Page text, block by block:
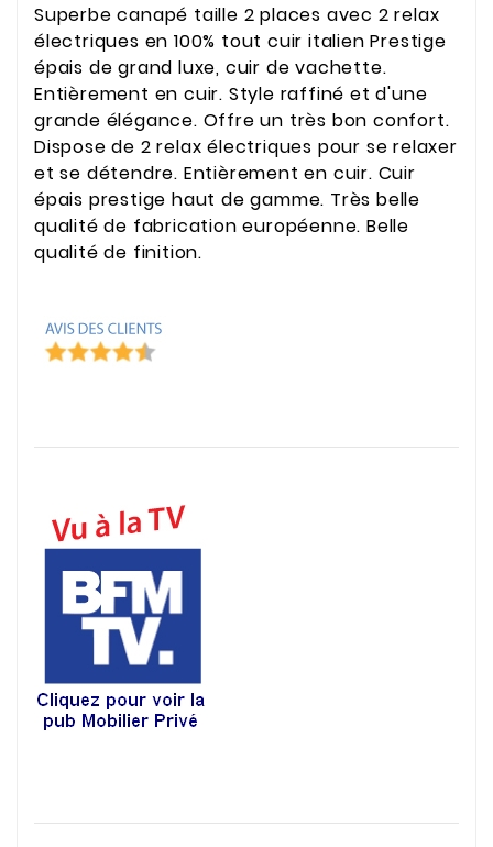
Superbe canapé taille 2 places avec 2 relax
électriques en 100% tout cuir italien Prestige
épais de grand luxe, cuir de vachette.
Entièrement en cuir. Style raffiné et d'une
grande élégance. Offre un très bon confort.
Dispose de 2 relax électriques pour se relaxer
et se détendre. Entièrement en cuir. Cuir
épais prestige haut de gamme. Très belle
qualité de fabrication européenne. Belle
qualité de finition.